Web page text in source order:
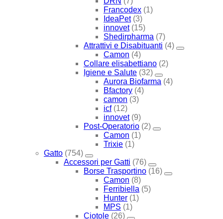
Francodex (1)
IdeaPet (3)
innovet (15)
Shedirpharma (7)
Attrattivi e Disabituanti (4)
Camon (4)
Collare elisabettiano (2)
Igiene e Salute (32)
Aurora Biofarma (4)
Bfactory (4)
camon (3)
icf (12)
innovet (9)
Post-Operatorio (2)
Camon (1)
Trixie (1)
Gatto (754)
Accessori per Gatti (76)
Borse Trasportino (16)
Camon (8)
Ferribiella (5)
Hunter (1)
MPS (1)
Ciotole (26)